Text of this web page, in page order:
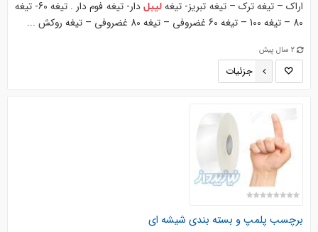
اراک – تیغه ترک – تیغه تبریز- تیغه لیبل
دار- تیغه فوم دار . تیغه 60- تیغه
80 – تیغه 100 – تیغه 60 غضروفی – تیغه 80 غضروفی – تیغه روکش ...
2 سال پیش
جزئیات
برچسب پلمپ و بسته بندی شیشه ای